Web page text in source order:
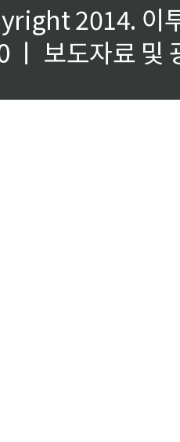
2014. 이
ㅣ 보도자료